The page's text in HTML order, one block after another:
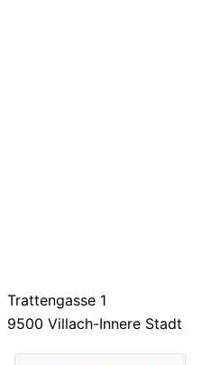
Trattengasse 1
9500 Villach-Innere Stadt